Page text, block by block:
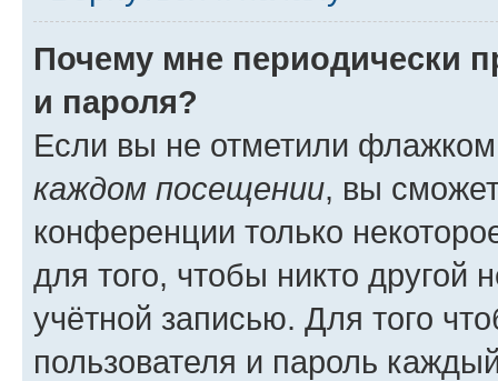
Почему мне периодически
и пароля?
Если вы не отметили
каждом посещении, вы
конференции только
для того, чтобы никто другой
учётной записью. Для того
пользователя и пароль